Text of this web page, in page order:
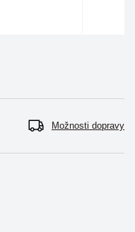
Možnosti dopravy